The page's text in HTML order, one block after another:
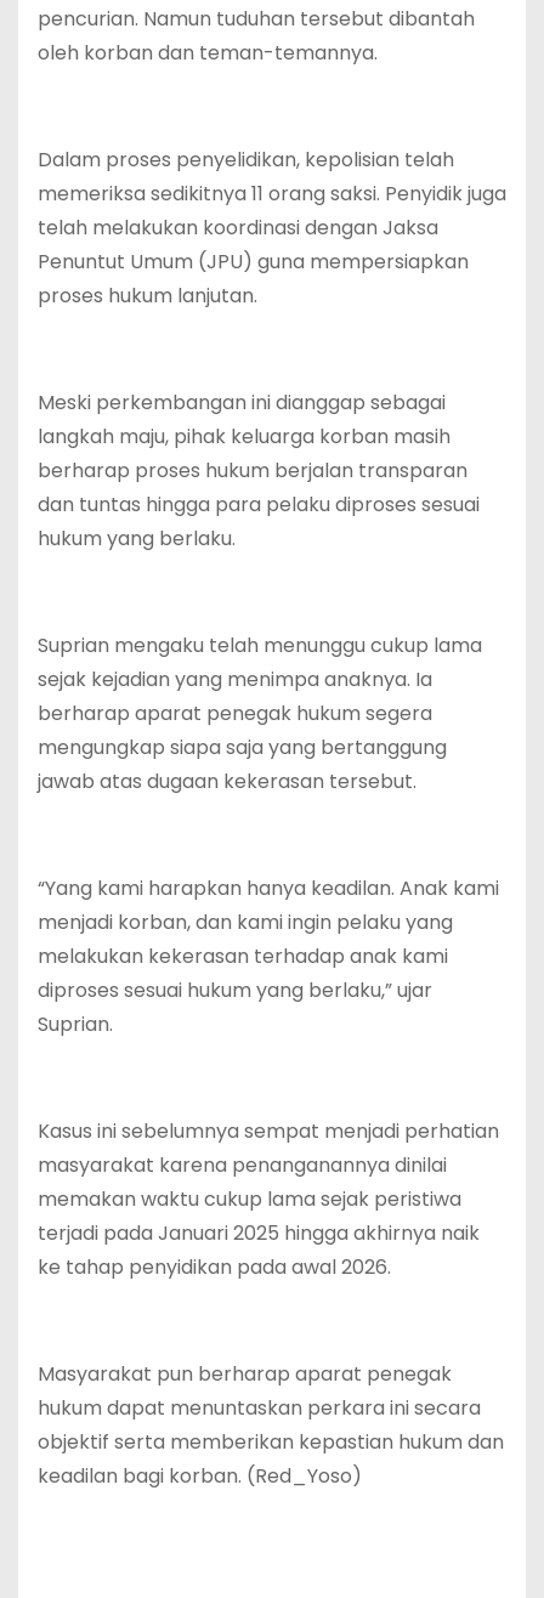
pencurian. Namun tuduhan tersebut dibantah
oleh korban dan teman-temannya.
Dalam proses penyelidikan, kepolisian telah
memeriksa sedikitnya 11 orang saksi. Penyidik juga
telah melakukan koordinasi dengan Jaksa
Penuntut Umum (JPU) guna mempersiapkan
proses hukum lanjutan.
Meski perkembangan ini dianggap sebagai
langkah maju, pihak keluarga korban masih
berharap proses hukum berjalan transparan
dan tuntas hingga para pelaku diproses sesuai
hukum yang berlaku.
Suprian mengaku telah menunggu cukup lama
sejak kejadian yang menimpa anaknya. Ia
berharap aparat penegak hukum segera
mengungkap siapa saja yang bertanggung
jawab atas dugaan kekerasan tersebut.
“Yang kami harapkan hanya keadilan. Anak kami
menjadi korban, dan kami ingin pelaku yang
melakukan kekerasan terhadap anak kami
diproses sesuai hukum yang berlaku,” ujar
Suprian.
Kasus ini sebelumnya sempat menjadi perhatian
masyarakat karena penanganannya dinilai
memakan waktu cukup lama sejak peristiwa
terjadi pada Januari 2025 hingga akhirnya naik
ke tahap penyidikan pada awal 2026.
Masyarakat pun berharap aparat penegak
hukum dapat menuntaskan perkara ini secara
objektif serta memberikan kepastian hukum dan
keadilan bagi korban. (Red_Yoso)